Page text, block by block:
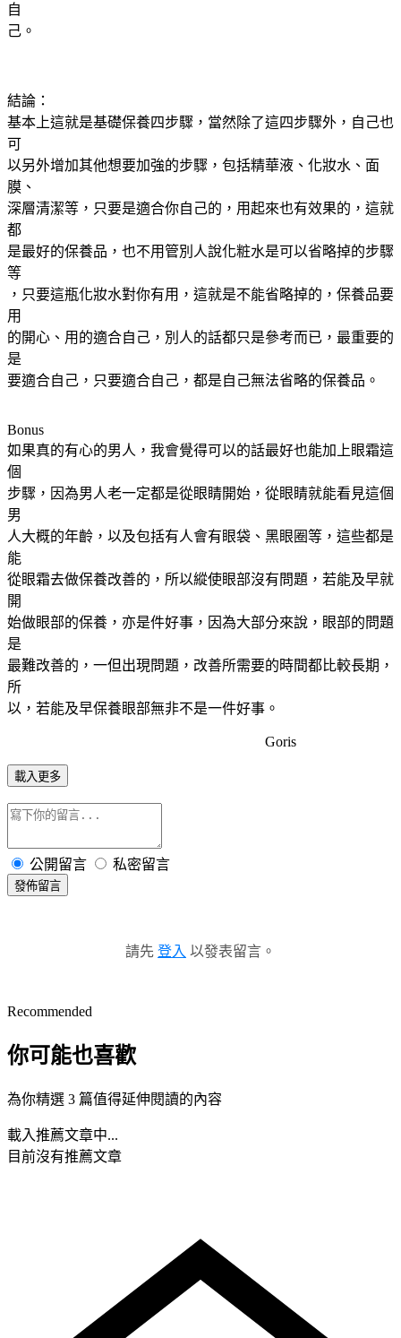
自
己。
結論：
基本上這就是基礎保養四步驟，當然除了這四步驟外，自己也
可
以另外增加其他想要加強的步驟，包括精華液、化妝水、面
膜、
深層清潔等，只要是適合你自己的，用起來也有效果的，這就
都
是最好的保養品，也不用管別人說化粧水是可以省略掉的步驟
等
，只要這瓶化妝水對你有用，這就是不能省略掉的，保養品要
用
的開心、用的適合自己，別人的話都只是參考而已，最重要的
是
要適合自己，只要適合自己，都是自己無法省略的保養品。
Bonus
如果真的有心的男人，我會覺得可以的話最好也能加上眼霜這
個
步驟，因為男人老一定都是從眼睛開始，從眼睛就能看見這個
男
人大概的年齡，以及包括有人會有眼袋、黑眼圈等，這些都是
能
從眼霜去做保養改善的，所以縱使眼部沒有問題，若能及早就
開
始做眼部的保養，亦是件好事，因為大部分來說，眼部的問題
是
最難改善的，一但出現問題，改善所需要的時間都比較長期，
所
以，若能及早保養眼部無非不是一件好事。
Goris
載入更多
公開留言 私密留言
發佈留言
請先 登入 以發表留言。
Recommended
你可能也喜歡
為你精選 3 篇值得延伸閱讀的內容
載入推薦文章中...
目前沒有推薦文章